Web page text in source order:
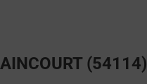
(54114)